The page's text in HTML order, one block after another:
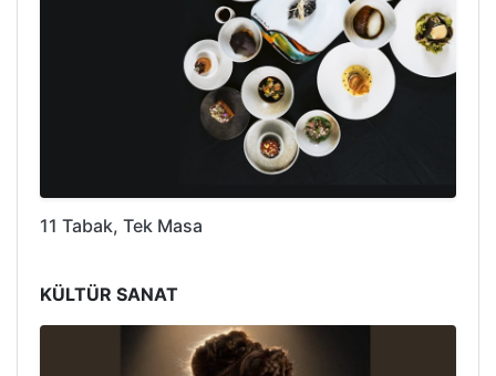
11 Tabak, Tek Masa
KÜLTÜR SANAT